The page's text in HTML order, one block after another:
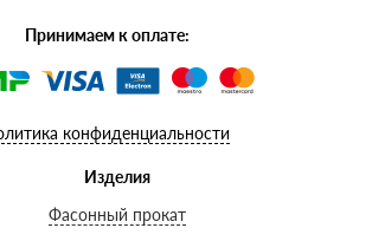
Принимаем к оплате:
конфиденциальности
Изделия
Фасонный прокат